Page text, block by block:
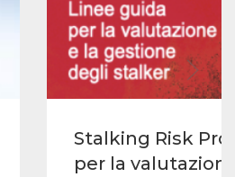
Stalking Risk
per la